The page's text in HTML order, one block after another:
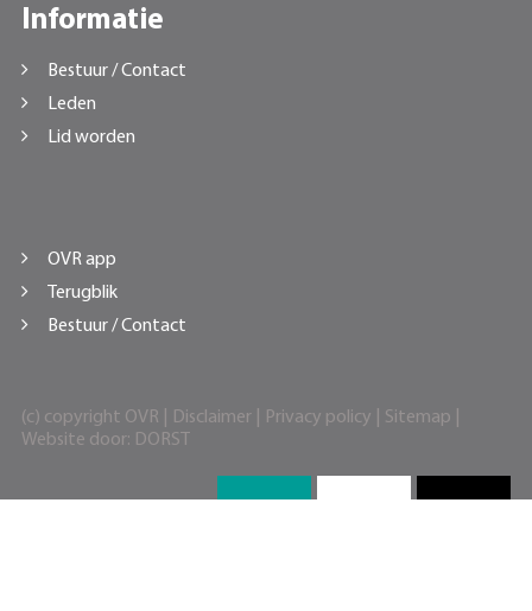
Informatie
Bestuur / Contact
Leden
Lid worden
OVR app
Terugblik
Bestuur / Contact
(c) copyright OVR | Disclaimer| Privacy policy Sitemap
Website door: DORST